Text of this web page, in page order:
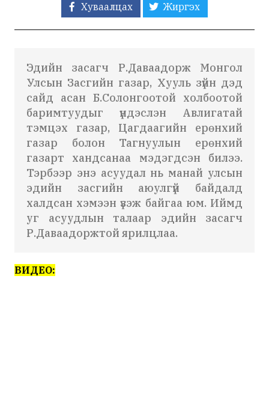
Хуваалцах Жиргэх
Эдийн засагч Р.Даваадорж Монгол
Улсын Засгийн газар, Хууль зүйн дэд
сайд асан Б.Солонгоотой холбоотой
баримтуудыг үндэслэн Авлигатай
тэмцэх газар, Цагдаагийн ерөнхий
газар болон Тагнуулын ерөнхий
газарт хандсанаа мэдэгдсэн билээ.
Тэрбээр энэ асуудал нь манай улсын
эдийн засгийн аюулгүй байдалд
халдсан хэмээн үзэж байгаа юм. Иймд
уг асуудлын талаар эдийн засагч
Р.Даваадоржтой ярилцлаа.
ВИДЕО: